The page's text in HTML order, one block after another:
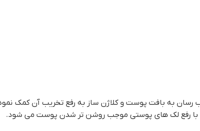
رسان به بافت پوست و کلاژن ساز به رفع تخریب آن
با رفع لک های پوستی موجب روشن تر شدن پوست می شود.